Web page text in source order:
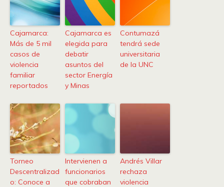
Cajamarca:
Más de 5 mil
casos de
violencia
familiar
reportados
Cajamarca es
elegida para
debatir
asuntos del
sector Energía
y Minas
Contumazá
tendrá sede
universitaria
de la UNC
Torneo
Descentralizad
o: Conoce a
Intervienen a
funcionarios
que cobraban
Andrés Villar
rechaza
violencia